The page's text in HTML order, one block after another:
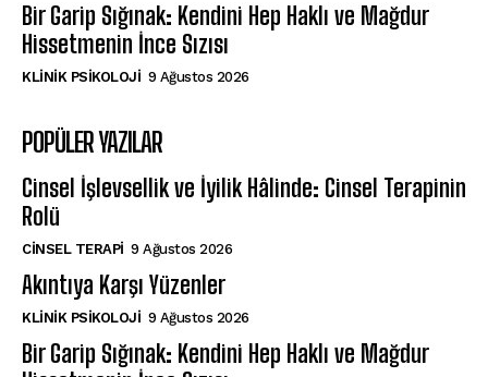
Bir Garip Sığınak: Kendini Hep Haklı ve Mağdur
Hissetmenin İnce Sızısı
KLINIK PSIKOLOJI 9 Ağustos 2026
POPÜLER YAZILAR
Cinsel İşlevsellik ve İyilik Hâlinde: Cinsel Terapinin
Rolü
CINSEL TERAPI 9 Ağustos 2026
Akıntıya Karşı Yüzenler
KLINIK PSIKOLOJI 9 Ağustos 2026
Bir Garip Sığınak: Kendini Hep Haklı ve Mağdur